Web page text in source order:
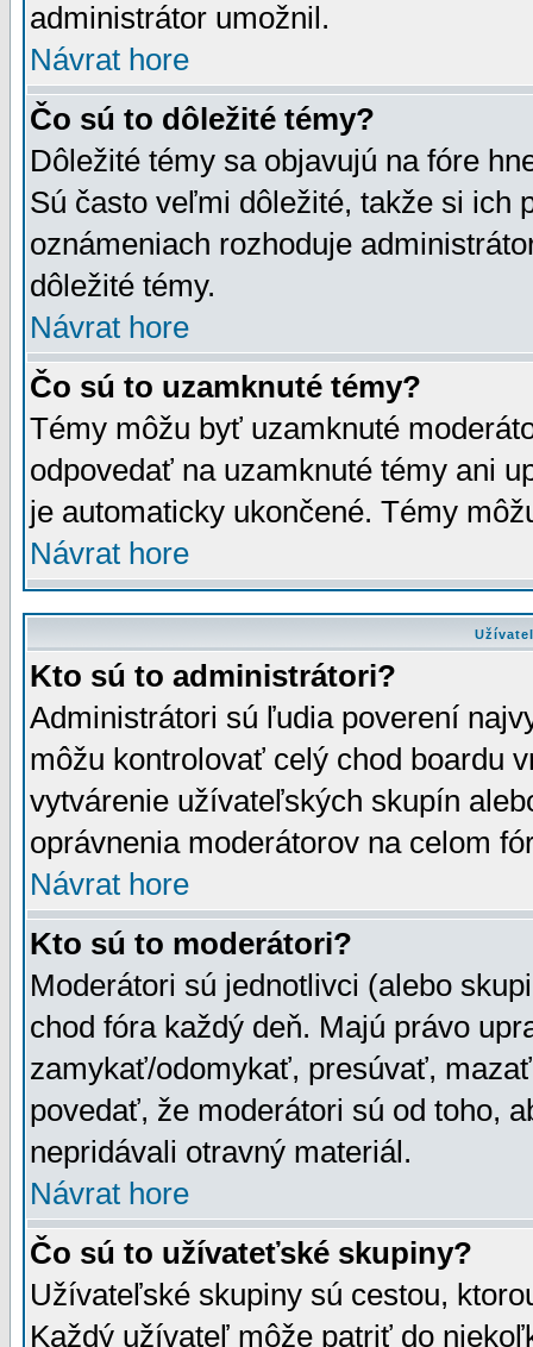
administrátor umožnil.
Návrat hore
Čo sú to dôležité témy?
Dôležité témy sa objavujú na fóre
Sú často veľmi dôležité, takže si ich
oznámeniach rozhoduje
dôležité témy.
Návrat hore
Čo sú to uzamknuté témy?
Témy môžu byť uzamknuté
odpovedať na uzamknuté témy ani
je automaticky ukončené. Témy
Návrat hore
Kto sú to administrátori?
Administrátori sú ľudia poverení
môžu kontrolovať celý chod boardu
vytvárenie užívateľských skupín
oprávnenia moderátorov na celom
Návrat hore
Kto sú to moderátori?
Moderátori sú jednotlivci (alebo
chod fóra každý deň. Majú právo
zamykať/odomykať, presúvať,
povedať, že moderátori sú od toho,
nepridávali otravný materiál.
Návrat hore
Čo sú to užívateťské skupiny?
Užívateľské skupiny sú cestou,
Každý užívateľ môže patriť do